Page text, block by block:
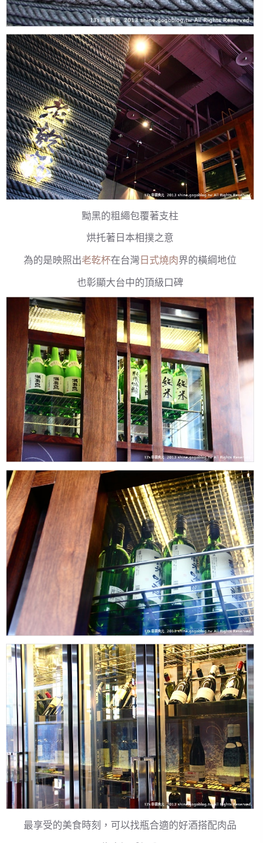
黝黑的粗繩包覆著支柱
烘托著日本相撲之意
為的是映照出老乾杯在台灣 日式燒肉界的橫綱地位
也彰顯大台中的頂級口碑
最享受的美食時刻，可以找瓶合適的好酒搭配肉品